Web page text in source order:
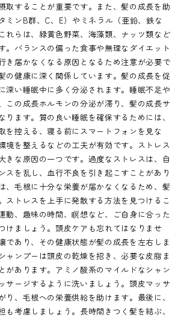
取することが重要です。また、髪の成長を助
ミンB群、C、E）やミネラル（亜鉛、鉄な
れらは、緑黄色野菜、海藻類、ナッツ類など
。バランスの偏った食事や無理なダイエット
き届かなくなる原因となるため注意が必要で
の健康に深く関係しています。髪の成長を促
深い睡眠中に多く分泌されます。睡眠不足や
この成長ホルモンの分泌が滞り、髪の成長サ
ります。質の良い睡眠を確保するためには、
を控える、寝る前にスマートフォンを見な
境を整えるなどの工夫が有効です。ストレス
きな原因の一つです。過度なストレスは、自
スを乱し、血行不良を引き起こすことがあり
、毛根に十分な栄養が届かなくなるため、髪
ストレスを上手に発散する方法を見つけるこ
動、趣味の時間、瞑想など、ご自身に合った
けましょう。頭皮ケアも忘れてはなりませ
であり、その健康状態が髪の成長を左右しま
ャンプーは頭皮の乾燥を招き、必要な皮脂ま
があります。アミノ酸系のマイルドなシャン
サージするように洗いましょう。頭皮マッサ
り、毛根への栄養供給を助けます。最後に、
も考慮しましょう。長時間きつく髪を結ぶ、